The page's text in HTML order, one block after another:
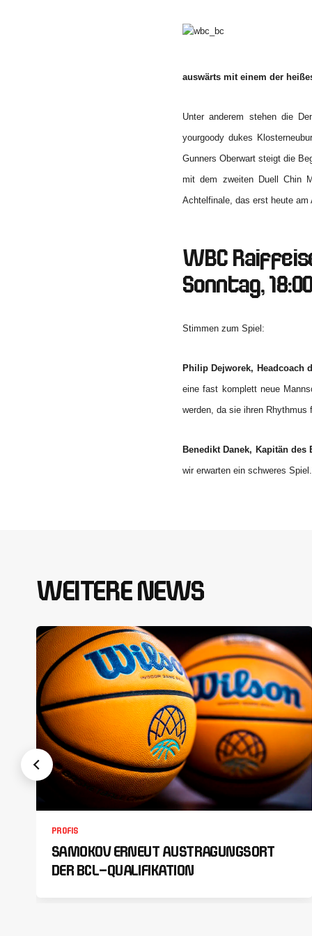
auswärts mit einem der
Unter anderem stehen die
yourgoody dukes
Gunners Oberwart steigt die
mit dem zweiten Duell Chin
Achtelfinale, das erst heute
WBC
Sonntag,
Stimmen zum Spiel:
Philip Dejworek, Headcoach
eine fast komplett neue
werden, da sie ihren Rhythmus
Benedikt Danek, Kapitän des
wir erwarten ein schweres
WEITERE NEWS
PROFIS
SAMOKOV ERNEUT AUSTRAGUNGSORT
DER BCL-QUALIFIKATION